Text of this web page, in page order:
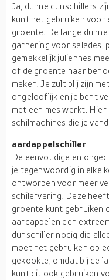
Ja, dunne dunschillers
kunt het gebruiken
groente. De lange
garnering voor salades,
gemakkelijk juliennes
of de groente naar
maken. Je zult blij zijn
ongelooflijk en je bent
met een mes werkt. Hier
schilmachines die je
aardappelschiller
De eenvoudige en
je tegenwoordig in elke
ontworpen voor meer
schilervaring. Deze
groente kunt gebruiken
aardappelen een
dunschiller nodig die
moet het gebruiken op
gekookte, omdat bij de
kunt dit ook gebruiken